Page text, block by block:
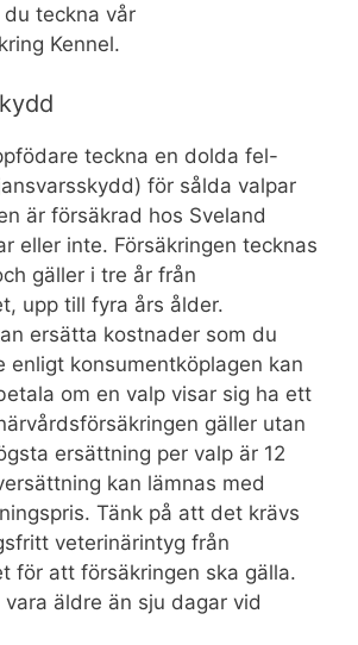
teckna vår
Kennel.
teckna en dolda fel-
för sålda valpar
är försäkrad hos Sveland
eller inte. Försäkringen tecknas
gäller i tre år från
upp till fyra års ålder.
ersätta kostnader som du
enligt konsumentköplagen kan
om en valp visar sig ha ett
gäller utan
ersättning per valp är 12
kan lämnas med
Tänk på att det krävs
veterinärintyg från
för att försäkringen ska gälla.
äldre än sju dagar vid